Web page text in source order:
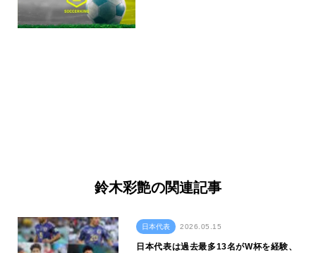
鈴木彩艶の関連記事
日本代表 2026.05.15
日本代表は過去最多13名がW杯を経験、